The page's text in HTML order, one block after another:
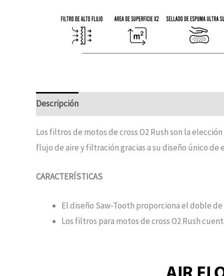
Descripción
Los filtros de motos de cross O2 Rush son la
flujo de aire y filtración gracias a su diseño único de
CARACTERÍSTICAS
El diseño Saw-Tooth proporciona el doble
Los filtros para motos de cross O2 Rush